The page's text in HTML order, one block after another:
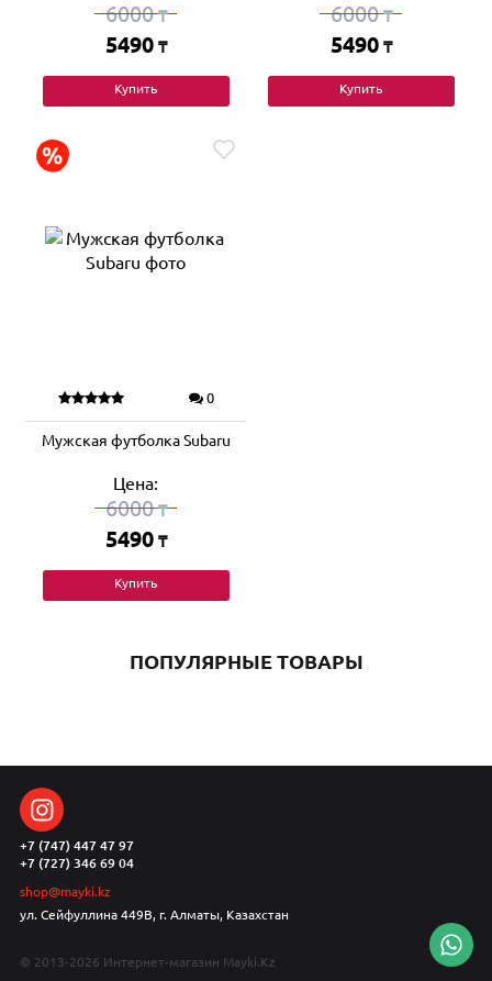
6000₸
5490 ₸
Купить
6000₸
5490 ₸
Купить
0
Мужская футболка Subaru
Цена:
6000₸
5490 ₸
Купить
ПОПУЛЯРНЫЕ ТОВАРЫ
+7 (747) 447 47 97
+7 (727) 346 69 04
shop@mayki.kz
ул. Сейфуллина 449В, г. Алматы, Казахстан
© 2013-2026 Интернет-магазин Mayki.Kz